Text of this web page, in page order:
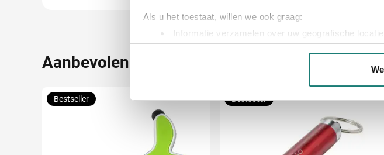
Als u het toestaat, willen we ook graag:
Informatie verzamelen over uw geografische
Uw apparaat identificeren door het actief te
toestemming op elk moment wijzigen of intrekken in de
We gebruiken cookies om content en advertenties te
websiteverkeer te analyseren. Ook delen we informatie
media, adverteren en analyse. Deze partners kunnen
verstrekt of die ze hebben verzameld op basis van uw
Aanbevolen voor jou
Bestseller Bestseller